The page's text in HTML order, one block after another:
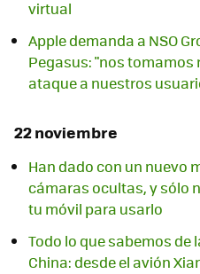
virtual
Apple demanda a NSO
Pegasus: "nos tomamos
ataque a nuestros
22 noviembre
Han dado con un nuevo
cámaras ocultas, y sólo
tu móvil para usarlo
Todo lo que sabemos de
China: desde el avión